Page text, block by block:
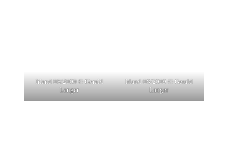
Irland 08/2009 © Gerald
Langer
Irland 08/2009 © Gerald
Langer